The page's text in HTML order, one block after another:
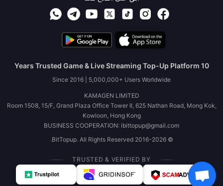
10 Years Trusted Game & Live Streaming Top-Up Platform
Since 2016 | 5,000,000+ Users Worldwide
KAMAGEN LIMITED
Room 1508, 15/F, Grand Plaza Office Tower II, 625 Nathan Road, Mong Kok,
Kowloon, Hong Kong
BUSINESS COOPERATION: ibittopup@gmail.com
© 2016-2026 BitTopup. All Rights Reserved.
TRUSTED & VERIFIED BY